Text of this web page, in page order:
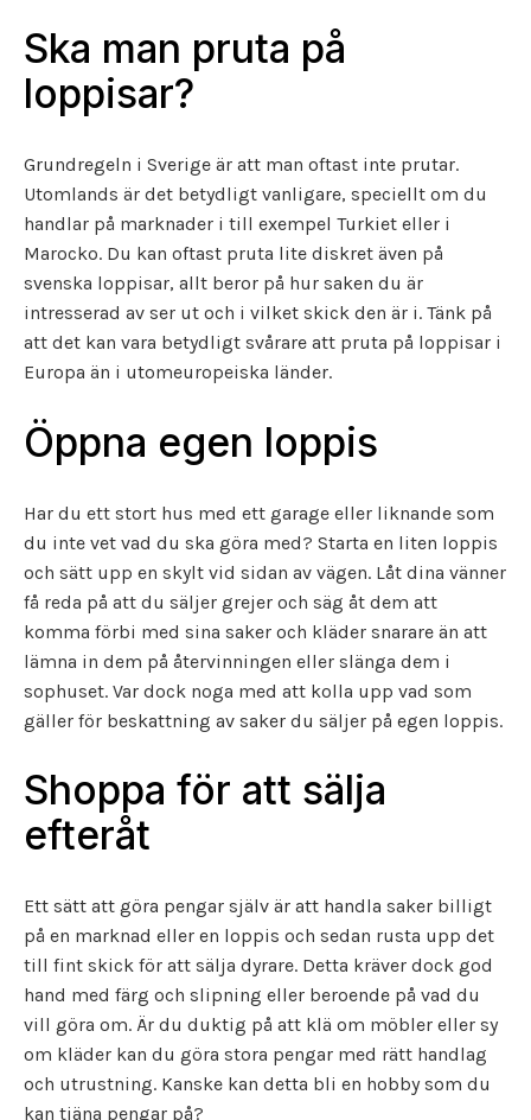
Ska man pruta på
loppisar?
Grundregeln i Sverige är att man oftast inte prutar.
Utomlands är det betydligt vanligare, speciellt om du
handlar på marknader i till exempel Turkiet eller i
Marocko. Du kan oftast pruta lite diskret även på
svenska loppisar, allt beror på hur saken du är
intresserad av ser ut och i vilket skick den är i. Tänk på
att det kan vara betydligt svårare att pruta på loppisar i
Europa än i utomeuropeiska länder.
Öppna egen loppis
Har du ett stort hus med ett garage eller liknande som
du inte vet vad du ska göra med? Starta en liten loppis
och sätt upp en skylt vid sidan av vägen. Låt dina vänner
få reda på att du säljer grejer och säg åt dem att
komma förbi med sina saker och kläder snarare än att
lämna in dem på återvinningen eller slänga dem i
sophuset. Var dock noga med att kolla upp vad som
gäller för beskattning av saker du säljer på egen loppis.
Shoppa för att sälja
efteråt
Ett sätt att göra pengar själv är att handla saker billigt
på en marknad eller en loppis och sedan rusta upp det
till fint skick för att sälja dyrare. Detta kräver dock god
hand med färg och slipning eller beroende på vad du
vill göra om. Är du duktig på att klä om möbler eller sy
om kläder kan du göra stora pengar med rätt handlag
och utrustning. Kanske kan detta bli en hobby som du
kan tjäna pengar på?